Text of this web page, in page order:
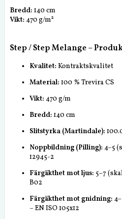
Bredd: 140 cm
Vikt: 470 g/m²
Step / Step Melange –
Kvalitet: Kontraktskvalitet
Material: 100 % Trevira CS
Vikt: 470 g/m
Bredd: 140 cm
Slitstyrka (Martindale):
Noppbildning (Pilling): 4–5
12945-2
Färgäkthet mot ljus: 5–7
B02
Färgäkthet mot gnidning:
– EN ISO 105x12